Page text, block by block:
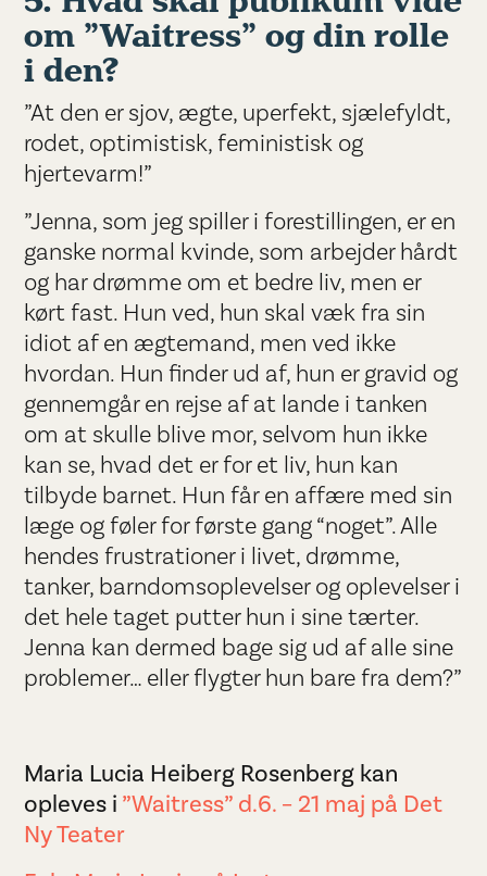
om ”Waitress” og din rolle
i den?
”At den er sjov, ægte, uperfekt, sjælefyldt,
rodet, optimistisk, feministisk og
hjertevarm!”
”Jenna, som jeg spiller i forestillingen, er en
ganske normal kvinde, som arbejder hårdt
og har drømme om et bedre liv, men er
kørt fast. Hun ved, hun skal væk fra sin
idiot af en ægtemand, men ved ikke
hvordan. Hun finder ud af, hun er gravid og
gennemgår en rejse af at lande i tanken
om at skulle blive mor, selvom hun ikke
kan se, hvad det er for et liv, hun kan
tilbyde barnet. Hun får en affære med sin
læge og føler for første gang “noget”. Alle
hendes frustrationer i livet, drømme,
tanker, barndomsoplevelser og oplevelser i
det hele taget putter hun i sine tærter.
Jenna kan dermed bage sig ud af alle sine
problemer… eller flygter hun bare fra dem?”
Maria Lucia Heiberg Rosenberg kan
opleves i ”Waitress” d.6. – 21 maj på Det
Ny Teater